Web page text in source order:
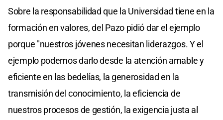
Sobre la responsabilidad que la Universidad tiene en la
formación en valores, del Pazo pidió dar el ejemplo
porque "nuestros jóvenes necesitan liderazgos. Y el
ejemplo podemos darlo desde la atención amable y
eficiente en las bedelías, la generosidad en la
transmisión del conocimiento, la eficiencia de
nuestros procesos de gestión, la exigencia justa al